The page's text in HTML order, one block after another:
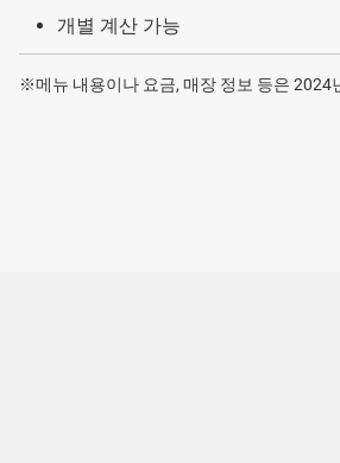
개별 계산 가능
※메뉴 내용이나 요금, 매장 정보 등은 2024